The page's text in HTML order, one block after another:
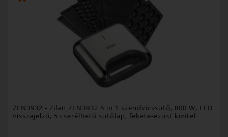
ZLN3932 - Zilan ZLN3932 5 in 1 szendvicssütő, 800 W, LED
visszajelző, 5 cserélhető sütőlap, fekete-ezüst kivitel